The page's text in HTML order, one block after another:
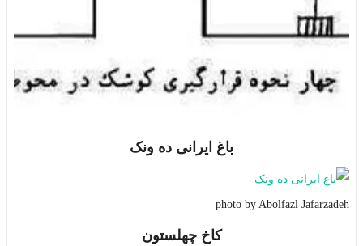
باغ ایرانی ده ونک
photo by Abolfazl Jafarzadeh
کاخ چهلستون